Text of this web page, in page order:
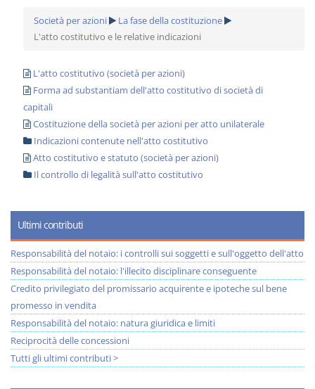
Società per azioni
La fase della costituzione
L'atto costitutivo e le relative indicazioni
L'atto costitutivo (società per azioni)
Forma ad substantiam dell'atto costitutivo di società di
capitali
Costituzione della società per azioni per atto unilaterale
Indicazioni contenute nell'atto costitutivo
Atto costitutivo e statuto (società per azioni)
Il controllo di legalità sull'atto costitutivo
Ultimi contributi
Responsabilità del notaio: i controlli sui soggetti e sull'oggetto dell'atto
Responsabilità del notaio: l'illecito disciplinare conseguente
Credito privilegiato del promissario acquirente e ipoteche sul bene
promesso in vendita
Responsabilità del notaio: natura giuridica e limiti
Reciprocità delle concessioni
Tutti gli ultimi contributi >